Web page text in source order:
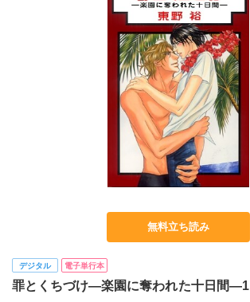
無料立ち読み
デジタル 電子単行本
罪とくちづけ―楽園に奪われた十日間―1